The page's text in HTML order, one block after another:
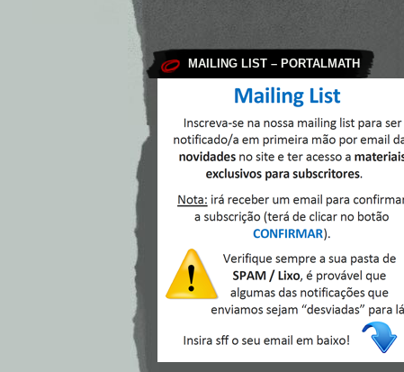
MAILING LIST – PORTALMATH